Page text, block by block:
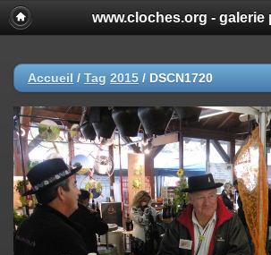
www.cloches.org - galerie
Accueil / Tag 2015 / DSCN1720